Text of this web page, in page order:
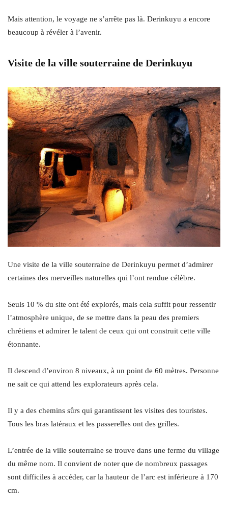
Mais attention, le voyage ne s’arrête pas là. Derinkuyu a encore
beaucoup à révéler à l’avenir.
Visite de la ville souterraine de Derinkuyu
Une visite de la ville souterraine de Derinkuyu permet d’admirer
certaines des merveilles naturelles qui l’ont rendue célèbre.
Seuls 10 % du site ont été explorés, mais cela suffit pour ressentir
l’atmosphère unique, de se mettre dans la peau des premiers
chrétiens et admirer le talent de ceux qui ont construit cette ville
étonnante.
Il descend d’environ 8 niveaux, à un point de 60 mètres. Personne
ne sait ce qui attend les explorateurs après cela.
Il y a des chemins sûrs qui garantissent les visites des touristes.
Tous les bras latéraux et les passerelles ont des grilles.
L’entrée de la ville souterraine se trouve dans une ferme du village
du même nom. Il convient de noter que de nombreux passages
sont difficiles à accéder, car la hauteur de l’arc est inférieure à 170
cm.